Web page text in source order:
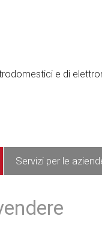
Servizi per le